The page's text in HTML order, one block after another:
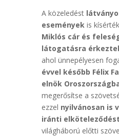
A közeledést
eseményekis
Miklós cár és
látogatásra
ahol ünnepélyesen
évvel később Félix
elnök
megerősítse a
ezzel nyilvánosan is
iránti elköteleződést
világháború előtti